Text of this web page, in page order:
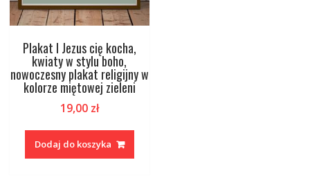
Plakat I Jezus cię kocha,
kwiaty w stylu boho,
nowoczesny plakat religijny w
kolorze miętowej zieleni
19,00 zł
Dodaj do koszyka